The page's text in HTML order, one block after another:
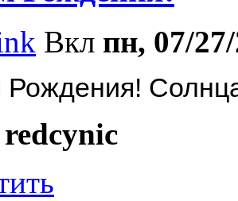
Вкл пн, 07/
redcynic